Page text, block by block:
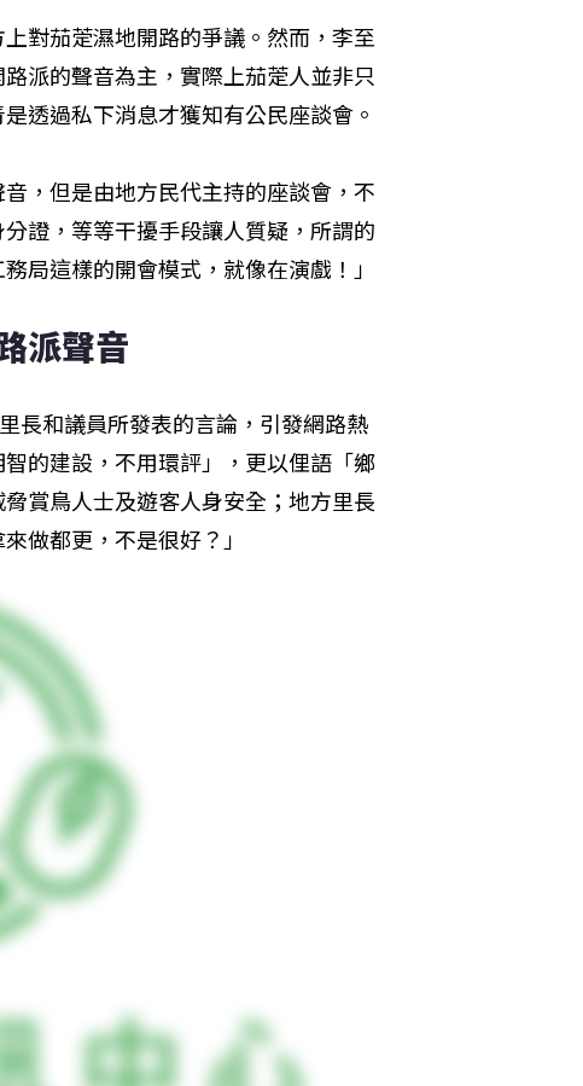
對茄萣濕地開路的爭議。然而，李至
派的聲音為主，實際上茄萣人並非只
透過私下消息才獲知有公民座談會。
，但是由地方民代主持的座談會，不
證，等等干擾手段讓人質疑，所謂的
局這樣的開會模式，就像在演戲！」
派聲音
長和議員所發表的言論，引發網路熱
的建設，不用環評」，更以俚語「鄉
賞鳥人士及遊客人身安全；地方里長
做都更，不是很好？」